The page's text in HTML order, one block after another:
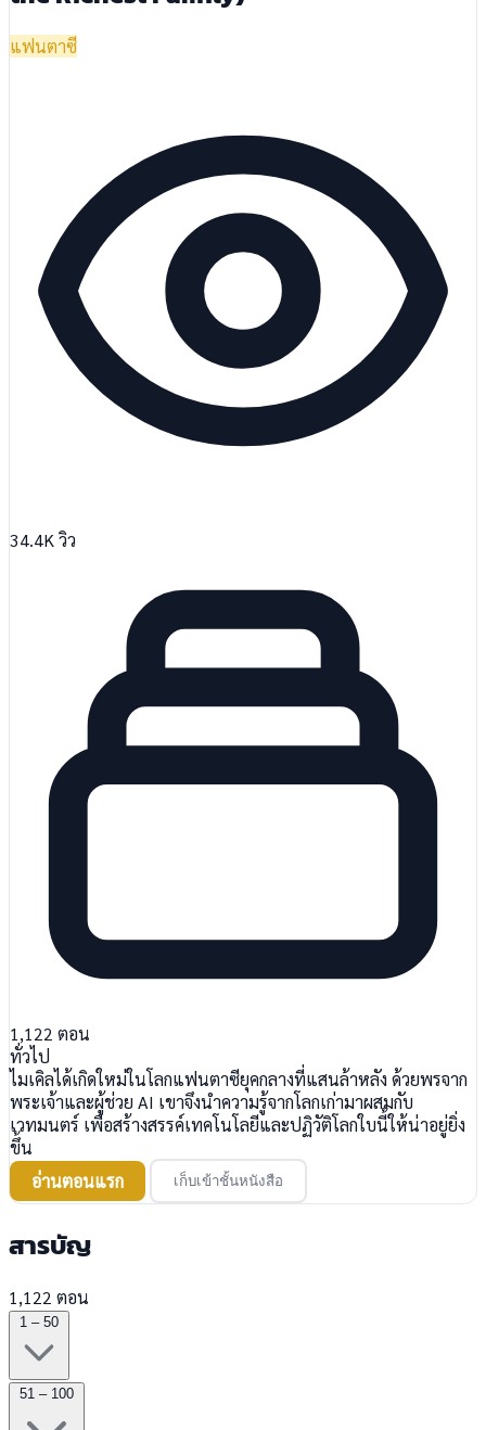
แฟนตาซี
34.4K วิว
1,122 ตอน
ทั่วไป
ไมเคิลได้เกิดใหม่ในโลกแฟนตาซียุคกลางที่แสนล้าหลัง ด้วยพรจาก
พระเจ้าและผู้ช่วย AI เขาจึงนำความรู้จากโลกเก่ามาผสมกับ
เวทมนตร์ เพื่อสร้างสรรค์เทคโนโลยีและปฏิวัติโลกใบนี้ให้น่าอยู่ยิ่ง
ขึ้น
อ่านตอนแรก
เก็บเข้าชั้นหนังสือ
สารบัญ
1,122 ตอน
1 – 50
51 – 100